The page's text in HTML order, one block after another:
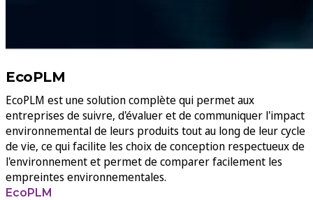
EcoPLM
EcoPLM est une solution complète qui permet aux
entreprises de suivre, d'évaluer et de communiquer l'impact
environnemental de leurs produits tout au long de leur cycle
de vie, ce qui facilite les choix de conception respectueux de
l'environnement et permet de comparer facilement les
empreintes environnementales.
EcoPLM